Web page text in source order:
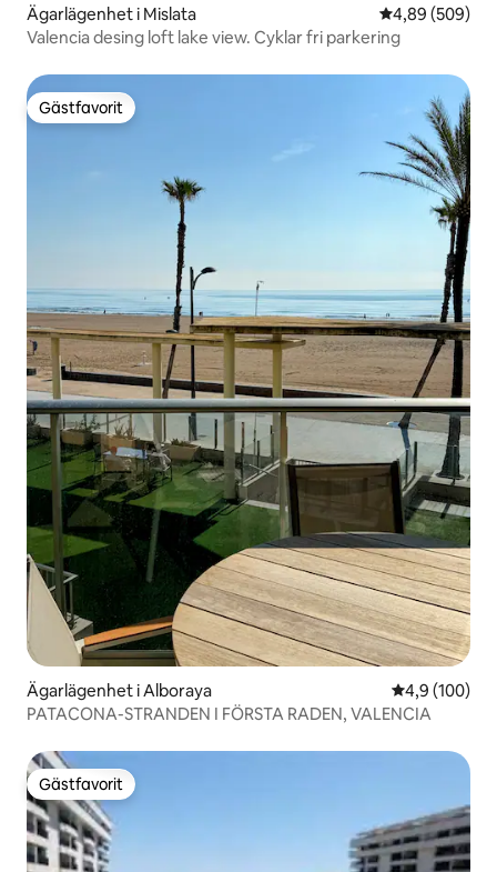
Ägarlägenhet i Mislata 4,89 av 5 i
4,89 (509)
Valencia desing loft lake view. Cyklar fri parkering
Gästfavorit
Gästfavorit
Ägarlägenhet i Alboraya 4,9 av 5 i
4,9 (100)
PATACONA-STRANDEN I FÖRSTA RADEN, VALENCIA
Gästfavorit
Gästfavorit